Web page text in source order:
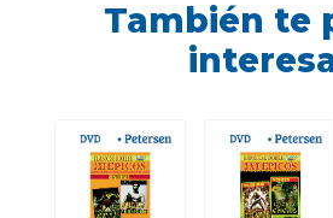
También te